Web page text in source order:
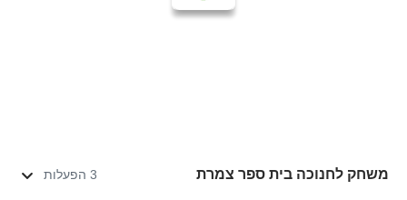
משחק לחנוכה בית ספר צמרת 3 הפעלות